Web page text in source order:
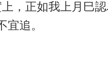
，正如我上月巳
宜追。